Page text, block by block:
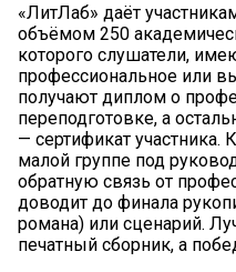
«ЛитЛаб» даёт
объёмом 250
которого слушатели,
профессиональное или
получают диплом о
переподготовке, а
— сертификат участника.
малой группе под
обратную связь от
доводит до финала
романа) или сценарий.
печатный сборник, а